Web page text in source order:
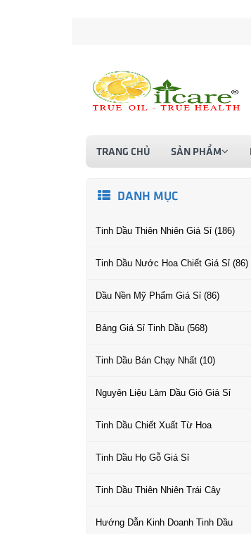
TRANG CHỦ SẢN PHẨM
DANH MỤC
Tinh Dầu Thiên Nhiên Giá Sỉ (186)
Tinh Dầu Nước Hoa Chiết Giá Sỉ (86)
Dầu Nền Mỹ Phẩm Giá Sỉ (86)
Bảng Giá Sỉ Tinh Dầu (568)
Tinh Dầu Bán Chạy Nhất (10)
Nguyên Liệu Làm Dầu Gió Giá Sỉ
Tinh Dầu Chiết Xuất Từ Hoa
Tinh Dầu Họ Gỗ Giá Sỉ
Tinh Dầu Thiên Nhiên Trái Cây
Hướng Dẫn Kinh Doanh Tinh Dầu